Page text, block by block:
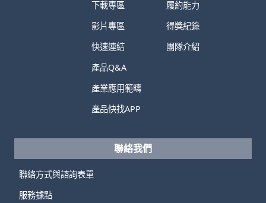
下載專區
影片專區
快速連結
產品Q&A
產業應用範疇
產品快找APP
履約能力
得獎紀錄
團隊介紹
聯絡我們
聯絡方式與諮詢表單
服務據點